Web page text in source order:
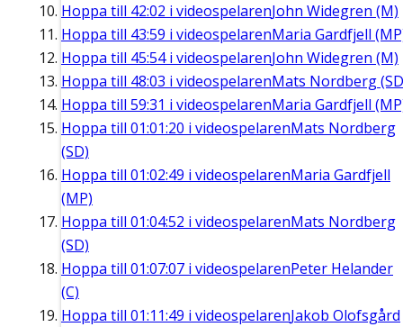
Hoppa till 42:02 i videospelarenJohn Widegren (M)
Hoppa till 43:59 i videospelarenMaria Gardfjell
Hoppa till 45:54i videospelarenJohn Widegren (M)
Hoppa till 48:03 i videospelarenMats Nordberg
Hoppa till 59:31 i videospelarenMaria Gardfjell
Hoppa till 01:01:20 i videospelarenMats Nordberg
(SD)
Hoppa till 01:02:49 i videospelarenMaria Gardfjell
(MP)
Hoppa till 01:04:52 i videospelarenMats Nordberg
(SD)
Hoppa till 01:07:07 i videospelarenPeter Helander
(C)
Hoppa till 01:11:49 i videospelarenJakob Olofsgård